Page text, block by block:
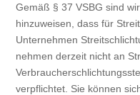
Gemäß § 37 VSBG sind
hinzuweisen, dass für
Unternehmen
nehmen derzeit nicht an
verpflichtet. Sie können